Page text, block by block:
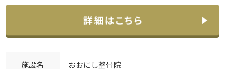
施設名 おおにし整骨院